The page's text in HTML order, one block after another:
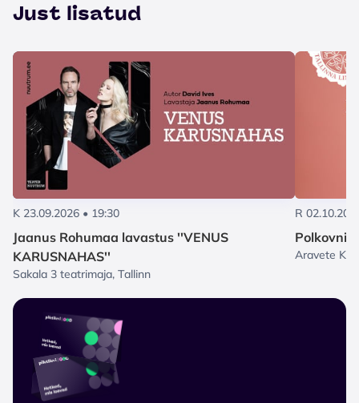
Just lisatud
K 23.09.2026 • 19:30
Jaanus Rohumaa lavastus ''VENUS
KARUSNAHAS''
Sakala 3 teatrimaja, Tallinn
R
Aravete